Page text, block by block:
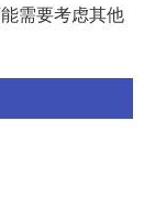
需要考虑其他